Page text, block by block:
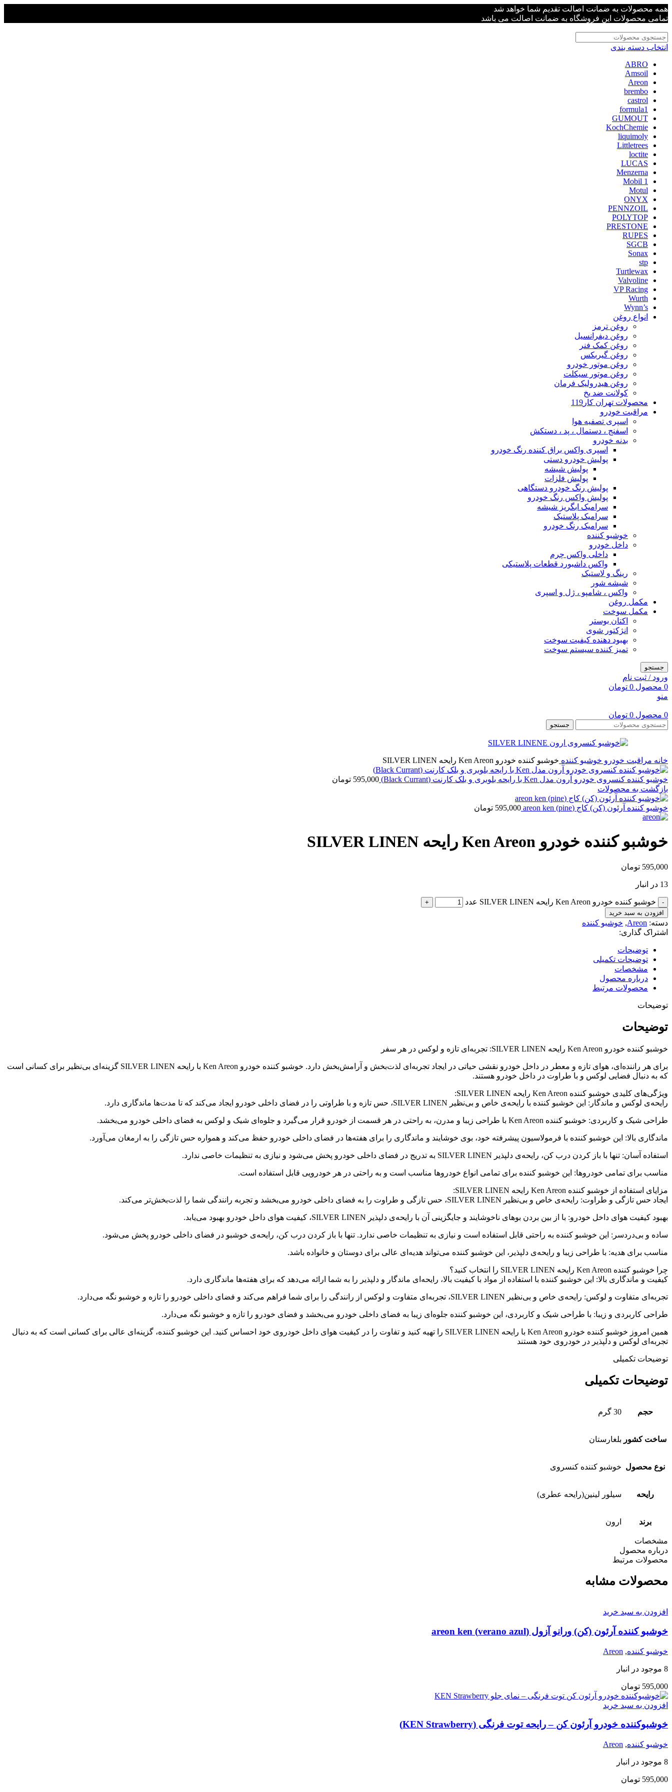
همه محصولات به ضمانت اصالت تقدیم شما خواهد شد
تمامی محصولات این فروشگاه به ضمانت اصالت می باشد
انتخاب دسته بندی
ABRO
Amsoil
Areon
brembo
castrol
formula1
GUMOUT
KochChemie
liquimoly
Littletrees
loctite
LUCAS
Menzerna
Mobil 1
Motul
ONYX
PENNZOIL
POLYTOP
PRESTONE
RUPES
SGCB
Sonax
stp
Turtlewax
Valvoline
VP Racing
Wurth
Wynn’s
انواع روغن
روغن ترمز
روغن دیفرانسیل
روغن کمک فنر
روغن گیربکس
روغن موتور خودرو
روغن موتور سیکلت
روغن هیدرولیک فرمان
کولانت ضد یخ
محصولات تهران کار119
مراقبت خودرو
اسپری تصفیه هوا
اسفنج ، دستمال ، پد ، دستکش
بدنه خودرو
اسپری واکس براق کننده رنگ خودرو
پولیش خودرو دستی
پولیش شیشه
پولیش فلزات
پولیش رنگ خودرو دستگاهی
پولیش واکس رنگ خودرو
سرامیک ابگریز شیشه
سرامیک پلاستیک
سرامیک رنگ خودرو
خوشبو کننده
داخل خودرو
داخلی واکس چرم
واکس داشبورد قطعات پلاستیکی
رینگ و لاستیک
شیشه شور
واکس ، شامپو ، ژل و اسپری
مکمل روغن
مکمل سوخت
اکتان بوستر
انژکتور شوی
بهبود دهنده کیفیت سوخت
تمیز کننده سیستم سوخت
جستجو
ورود / ثبت نام
0 محصول 0 تومان
منو
0 محصول 0 تومان
جستجو
خانه مراقبت خودرو خوشبو کننده خوشبو کننده خودرو Ken Areon رایحه SILVER LINEN
خوشبو کننده کنسروی خودرو آرون مدل Ken با رایحه بلوبری و بلک کارنت (Black Currant) 595,000 تومان
بازگشت به محصولات
خوشبو کننده آرئون (کن) کاج (pine) areon ken 595,000 تومان
خوشبو کننده خودرو Ken Areon رایحه SILVER LINEN
595,000 تومان
13 در انبار
خوشبو کننده خودرو Ken Areon رایحه SILVER LINEN عدد
افزودن به سبد خرید
دسته: Areon
, خوشبو کننده
اشتراک گذاری:
توضیحات
توضیحات تکمیلی
مشخصات
درباره محصول
محصولات مرتبط
توضیحات
توضیحات
خوشبو کننده خودرو Ken Areon رایحه SILVER LINEN: تجربه‌ای تازه و لوکس در هر سفر
برای هر راننده‌ای، هوای تازه و معطر در داخل خودرو نقشی حیاتی در ایجاد تجربه‌ای لذت‌بخش و آرامش‌بخش دارد. خوشبو کننده خودرو Ken Areon با رایحه SILVER LINEN گزینه‌ای بی‌نظیر برای کسانی است
که به دنبال فضایی لوکس و با طراوت در داخل خودرو هستند.
ویژگی‌های کلیدی خوشبو کننده Ken Areon رایحه SILVER LINEN:
رایحه‌ی لوکس و ماندگار: این خوشبو کننده با رایحه‌ی خاص و بی‌نظیر SILVER LINEN، حس تازه و با طراوتی را در فضای داخلی خودرو ایجاد می‌کند که تا مدت‌ها ماندگاری دارد.
طراحی شیک و کاربردی: خوشبو کننده Ken Areon با طراحی زیبا و مدرن، به راحتی در هر قسمت از خودرو قرار می‌گیرد و جلوه‌ای شیک و لوکس به فضای داخلی خودرو می‌بخشد.
ماندگاری بالا: این خوشبو کننده با فرمولاسیون پیشرفته خود، بوی خوشایند و ماندگاری را برای هفته‌ها در فضای داخلی خودرو حفظ می‌کند و همواره حس تازگی را به ارمغان می‌آورد.
استفاده آسان: تنها با باز کردن درب کن، رایحه‌ی دلپذیر SILVER LINEN به تدریج در فضای داخلی خودرو پخش می‌شود و نیازی به تنظیمات خاصی ندارد.
مناسب برای تمامی خودروها: این خوشبو کننده برای تمامی انواع خودروها مناسب است و به راحتی در هر خودرویی قابل استفاده است.
مزایای استفاده از خوشبو کننده Ken Areon رایحه SILVER LINEN:
ایجاد حس تازگی و طراوت: رایحه‌ی خاص و بی‌نظیر SILVER LINEN، حس تازگی و طراوت را به فضای داخلی خودرو می‌بخشد و تجربه رانندگی شما را لذت‌بخش‌تر می‌کند.
بهبود کیفیت هوای داخل خودرو: با از بین بردن بوهای ناخوشایند و جایگزینی آن با رایحه‌ی دلپذیر SILVER LINEN، کیفیت هوای داخل خودرو بهبود می‌یابد.
ساده و بی‌دردسر: این خوشبو کننده به راحتی قابل استفاده است و نیازی به تنظیمات خاصی ندارد. تنها با باز کردن درب کن، رایحه‌ی خوشبو در فضای داخلی خودرو پخش می‌شود.
مناسب برای هدیه: با طراحی زیبا و رایحه‌ی دلپذیر، این خوشبو کننده می‌تواند هدیه‌ای عالی برای دوستان و خانواده باشد.
چرا خوشبو کننده Ken Areon رایحه SILVER LINEN را انتخاب کنید؟
کیفیت و ماندگاری بالا: این خوشبو کننده با استفاده از مواد با کیفیت بالا، رایحه‌ای ماندگار و دلپذیر را به شما ارائه می‌دهد که برای هفته‌ها ماندگاری دارد.
تجربه‌ای متفاوت و لوکس: رایحه‌ی خاص و بی‌نظیر SILVER LINEN، تجربه‌ای متفاوت و لوکس از رانندگی را برای شما فراهم می‌کند و فضای داخلی خودرو را تازه و خوشبو نگه می‌دارد.
طراحی کاربردی و زیبا: با طراحی شیک و کاربردی، این خوشبو کننده جلوه‌ای زیبا به فضای داخلی خودرو می‌بخشد و فضای خودرو را تازه و خوشبو نگه می‌دارد.
همین امروز خوشبو کننده خودرو Ken Areon با رایحه SILVER LINEN را تهیه کنید و تفاوت را در کیفیت هوای داخل خودروی خود احساس کنید. این خوشبو کننده، گزینه‌ای عالی برای کسانی است که به دنبال
تجربه‌ای لوکس و دلپذیر در خودروی خود هستند
توضیحات تکمیلی
توضیحات تکمیلی
حجم 30 گرم
ساخت کشور بلغارستان
نوع محصول خوشبو کننده کنسروی
رایحه سیلور لینین(رایحه عطری)
برند ارون
مشخصات
درباره محصول
محصولات مرتبط
محصولات مشابه
افزودن به سبد خرید
خوشبو کننده آرئون (کن) ورانو آزول (verano azul) areon ken
خوشبو کننده,
Areon
8 موجود در انبار
595,000 تومان
افزودن به سبد خرید
خوشبوکننده خودرو آرئون کن – رایحه توت فرنگی (KEN Strawberry)
خوشبو کننده,
Areon
8 موجود در انبار
595,000 تومان